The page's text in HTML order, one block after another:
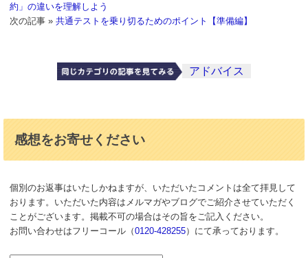
約」の違いを理解しよう
次の記事 »共通テストを乗り切るためのポイント【準備編】
アドバイス
感想をお寄せください
個別のお返事はいたしかねますが、いただいたコメントは全て拝見して
おります。いただいた内容はメルマガやブログでご紹介させていただく
ことがございます。掲載不可の場合はその旨をご記入ください。
お問い合わせはフリーコール（0120-428255）にて承っております。